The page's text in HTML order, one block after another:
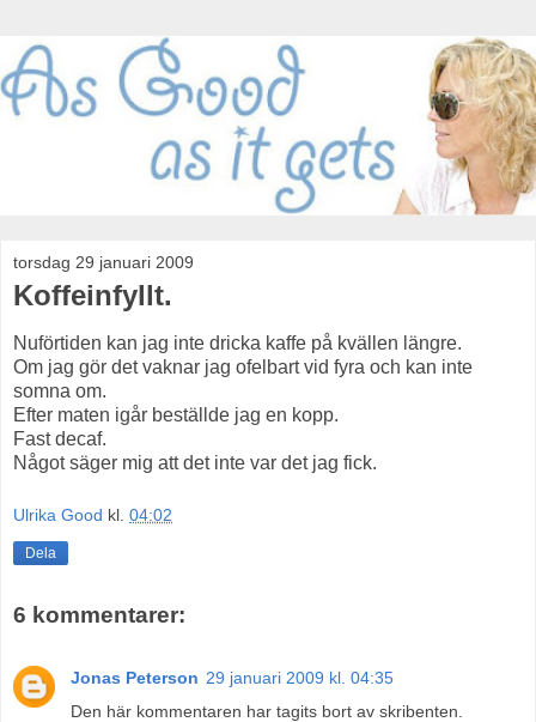
torsdag 29 januari 2009
Koffeinfyllt.
Nuförtiden kan jag inte dricka kaffe på kvällen längre.
Om jag gör det vaknar jag ofelbart vid fyra och kan inte
somna om.
Efter maten igår beställde jag en kopp.
Fast decaf.
Något säger mig att det inte var det jag fick.
Ulrika Good kl. 04:02
Dela
6 kommentarer:
Jonas Peterson 29 januari 2009 kl. 04:35
Den här kommentaren har tagits bort av skribenten.